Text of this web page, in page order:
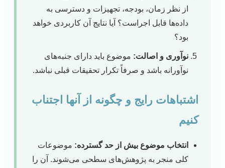
از نظر زمان، بودجه، تجهیزات و دسترسی به
داده‌ها قابل اجراست؟ آیا نتایج آن کاربردی خواهد
بود؟
نوآوری و اصالت: موضوع باید دارای جنبه‌های
نوآورانه باشد و صرفاً تکرار تحقیقات قبلی نباشد.
اشتباهات رایج و چگونه از آنها اجتناب
کنیم
انتخاب موضوع بیش از حد گسترده: موضوعات
کلی منجر به پژوهش‌های سطحی می‌شوند. آن را